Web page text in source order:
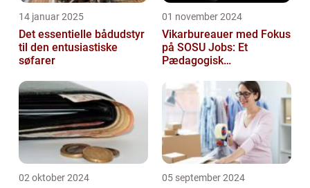
14 januar 2025
Det essentielle bådudstyr
til den entusiastiske
søfarer
01 november 2024
Vikarbureauer med Fokus
på SOSU Jobs: Et
Pædagogisk
02 oktober 2024 05 september 2024